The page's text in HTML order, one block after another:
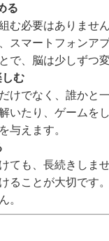
る
む必要はありませ
スマートフォンア
で、脳は少しずつ
む
けでなく、誰かと
いたり、ゲームを
与えます。
ても、長続きしま
ることが大切です
。